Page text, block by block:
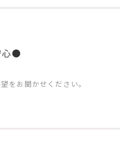
心●
をお聞かせください。